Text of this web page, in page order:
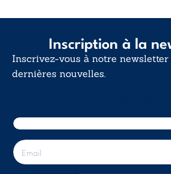
Inscription à la
Inscrivez-vous à notre newsletter
dernières nouvelles.
E
-
m